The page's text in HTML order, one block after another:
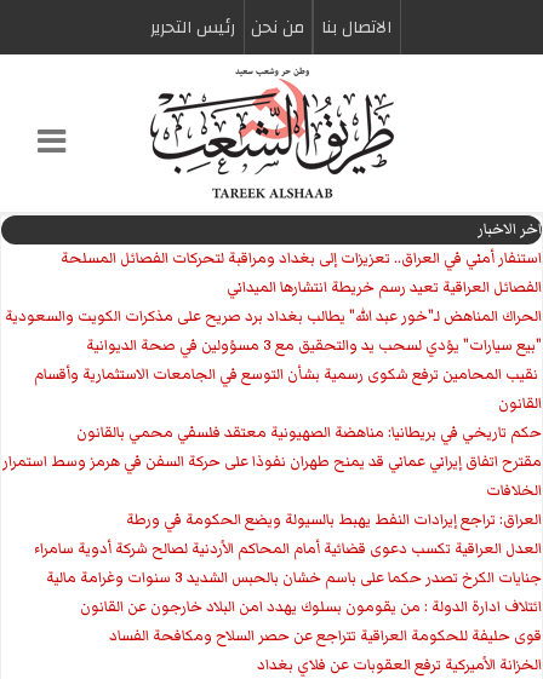
الاتصال بنا من نحن رئیس التحریر
اخر الاخبار
استنفار أمني في العراق.. تعزيزات إلى بغداد ومراقبة لتحركات الفصائل المسلحة
الفصائل العراقية تعيد رسم خريطة انتشارها الميداني
الحراك المناهض لـ"خور عبد الله" يطالب بغداد برد صريح على مذكرات الكويت والسعودية
"بيع سيارات" يؤدي لسحب يد والتحقيق مع 3 مسؤولين في صحة الديوانية
‏ نقيب المحامين ترفع شكوى رسمية بشأن التوسع في الجامعات الاستثمارية وأقسام
القانون
حكم تاريخي في بريطانيا: مناهضة الصهيونية معتقد فلسفي محمي بالقانون
مقترح اتفاق إيراني عماني قد يمنح طهران نفوذا على حركة السفن في هرمز وسط استمرار
الخلافات
العراق: تراجع إيرادات النفط يهبط بالسيولة ويضع الحكومة في ورطة
العدل العراقية تكسب دعوى قضائية أمام المحاكم الأردنية لصالح شركة أدوية سامراء
جنايات الكرخ تصدر حكما على باسم خشان بالحبس الشديد 3 سنوات وغرامة مالية
ائتلاف ادارة الدولة : من يقومون بسلوك يهدد امن البلاد خارجون عن القانون
قوى حليفة للحكومة العراقية تتراجع عن حصر السلاح ومكافحة الفساد
الخزانة الأميركية ترفع العقوبات عن فلاي بغداد